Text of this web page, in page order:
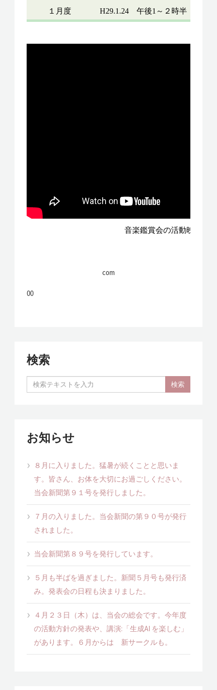
１月度 H29.1.24 午後1～２時半
音楽鑑賞会の活動映像（
com
00
検索
お知らせ
８月に入りました。猛暑が続くことと思いま
す。皆さん、お体を大切にお過ごしください。
当会新聞第９１号を発行しました。
７月の入りました。当会新聞の第９０号が発行
されました。
当会新聞第８９号を発行しています。
５月も半ばを過ぎました。新聞５月号も発行済
み。発表会の日程も決まりました。
４月２３日（木）は、当会の総会です。今年度
の活動方針の発表や、講演:「生成AI を楽しむ」
があります。６月からは 新サークルも。